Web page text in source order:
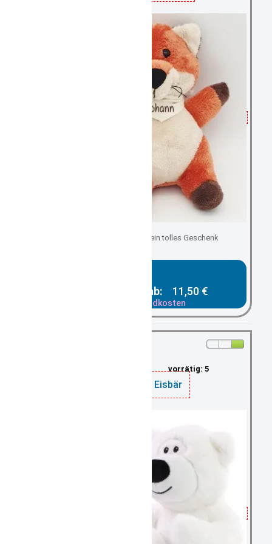
für kleine Kinderhände ein tolles Geschenk
Gesamtpreis ab: 11,50 €
zzgl. Versandkosten
vorrätig: 5
Plüschtier Eisbär